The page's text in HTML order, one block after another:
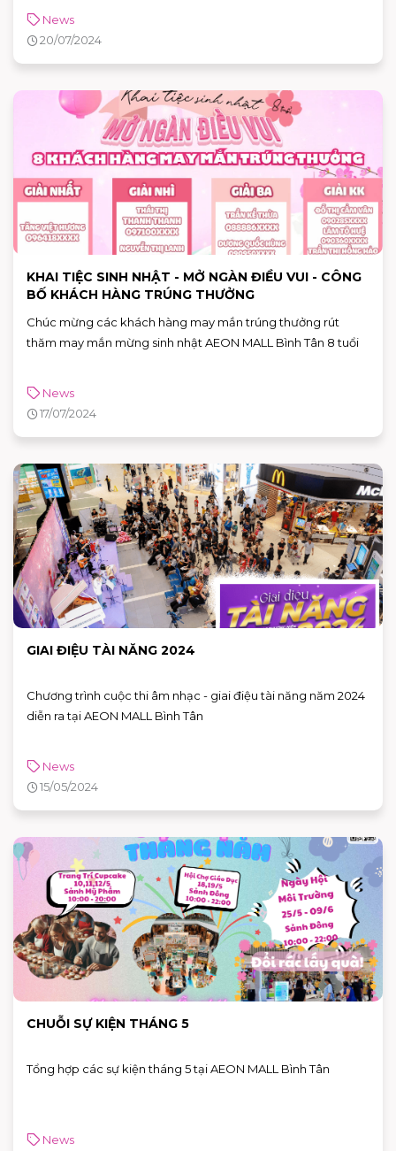
News
20/07/2024
KHAI TIỆC SINH NHẬT - MỞ NGÀN ĐIỀU VUI - CÔNG
BỐ KHÁCH HÀNG TRÚNG THƯỞNG
Chúc mừng các khách hàng may mắn trúng thưởng rút
thăm may mắn mừng sinh nhật AEON MALL Bình Tân 8 tuổi
News
17/07/2024
GIAI ĐIỆU TÀI NĂNG 2024
Chương trình cuộc thi âm nhạc - giai điệu tài năng năm 2024
diễn ra tại AEON MALL Bình Tân
News
15/05/2024
CHUỖI SỰ KIỆN THÁNG 5
Tổng hợp các sự kiện tháng 5 tại AEON MALL Bình Tân
News